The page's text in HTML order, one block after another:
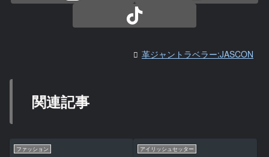
革ジャントラベラー:JASCON
関連記事
ファッション アイリッシュセッター